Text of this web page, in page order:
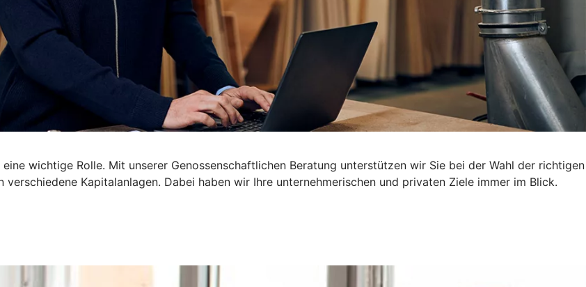
wichtige Rolle. Mit unserer Genossenschaftlichen Beratung unterstützen wir Sie bei der Wahl der richtigen
Kapitalanlagen. Dabei haben wir Ihre unternehmerischen und privaten Ziele immer im Blick.